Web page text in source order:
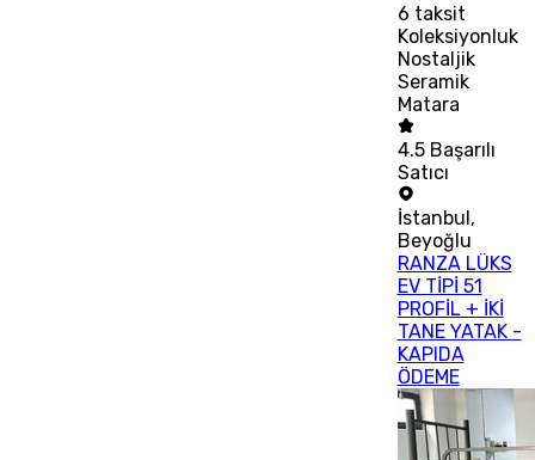
6 taksit
Koleksiyonluk
Nostaljik
Seramik
Matara
4.5 Başarılı
Satıcı
İstanbul,
Beyoğlu
RANZA LÜKS
EV TİPİ 51
PROFİL + İKİ
TANE YATAK -
KAPIDA
ÖDEME